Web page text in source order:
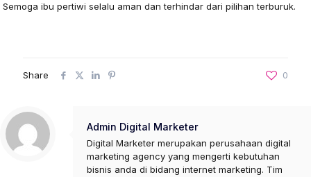
Semoga ibu pertiwi selalu aman dan terhindar dari pilihan terburuk.
Share 0
Admin Digital Marketer
Digital Marketer merupakan perusahaan digital
marketing agency yang mengerti kebutuhan
bisnis anda di bidang internet marketing. Tim